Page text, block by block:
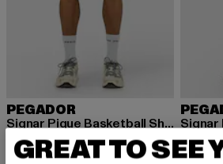
PEGADOR
Signar Pique Basketball Shorts
42,74 EUR
Derzeitiger Preis: 42,74 EUR
Signar
42,74
GREAT TO SEE